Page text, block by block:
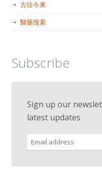
古往今來
醫藥搜索
Subscribe
Sign up our
latest updates